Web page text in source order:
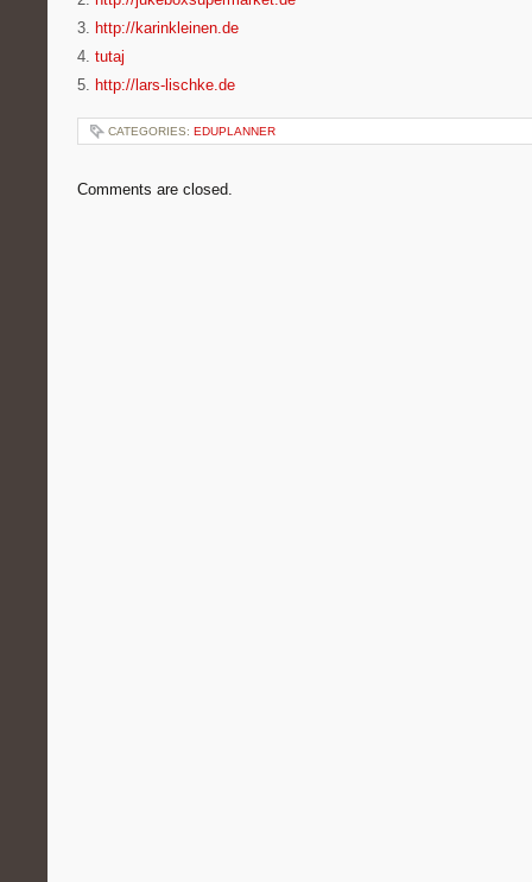
3. http://karinkleinen.de
4. tutaj
5. http://lars-lischke.de
CATEGORIES: EDUPLANNER
Comments are closed.